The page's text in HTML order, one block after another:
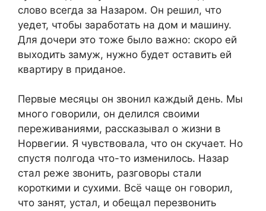
слово всегда за Назаром. Он решил, что
уедет, чтобы заработать на дом и машину.
Для дочери это тоже было важно: скоро ей
выходить замуж, нужно будет оставить ей
квартиру в приданое.
Первые месяцы он звонил каждый день. Мы
много говорили, он делился своими
переживаниями, рассказывал о жизни в
Норвегии. Я чувствовала, что он скучает. Но
спустя полгода что-то изменилось. Назар
стал реже звонить, разговоры стали
короткими и сухими. Всё чаще он говорил,
что занят, устал, и обещал перезвонить